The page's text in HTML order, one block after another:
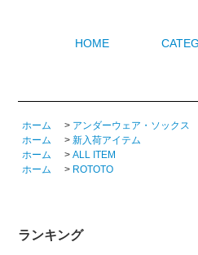
HOME
ホーム > アンダーウェア・ソックス
ホーム
> 新入荷アイテム
ホーム
> ALL ITEM
ホーム
> ROTOTO
ランキング